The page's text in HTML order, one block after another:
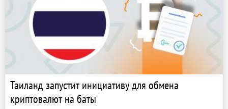
Таиланд запустит инициативу для обмена
криптовалют на баты